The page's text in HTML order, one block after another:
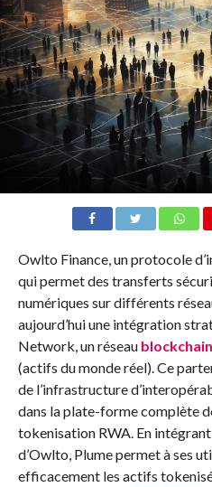
Owlto Finance, un protocole
qui permet des transferts
numériques sur différents
aujourd’hui une intégration
Network, un réseau blockchain
(actifs du monde réel). Ce
de l’infrastructure
dans la plate-forme complète
tokenisation RWA. En
d’Owlto, Plume permet à ses
efficacement les actifs